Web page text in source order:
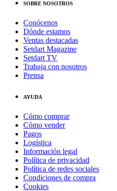
SOBRE NOSOTROS
Conócenos
Dónde estamos
Ventas destacadas
Setdart Magazine
Setdart TV
Trabaja con nosotros
Prensa
AYUDA
Cómo comprar
Cómo vender
Pagos
Logística
Información legal
Política de privacidad
Política de redes sociales
Condiciones de compra
Cookies